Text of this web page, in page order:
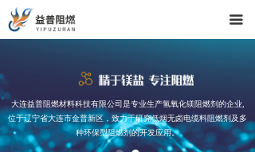
끀
大连益普阻燃材料科技有限公司是专业生产氢氧化镁阻燃剂的企业,
位于辽宁省大连市金普新区，致力于研究低烟无卤电缆料阻燃剂及多
种环保型阻燃剂的开发应用。